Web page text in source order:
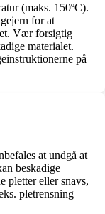
(maks. 150ºC).
for at
Vær forsigtig
materialet.
på
at undgå at
beskadige
pletter eller snavs,
pletrensning